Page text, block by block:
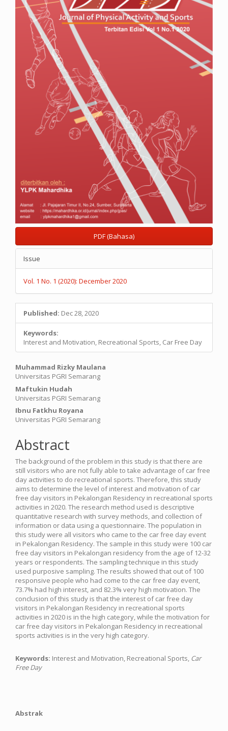
PDF (Bahasa)
Issue
Vol. 1 No. 1 (2020): December 2020
Published: Dec 28, 2020
Keywords:
Interest and Motivation, Recreational Sports, Car Free Day
Main
Article
Content
Muhammad Rizky Maulana
Universitas PGRI Semarang
Maftukin Hudah
Universitas PGRI Semarang
Ibnu Fatkhu Royana
Universitas PGRI Semarang
Abstract
The background of the problem in this study is that there are
still visitors who are not fully able to take advantage of car free
day activities to do recreational sports. Therefore, this study
aims to determine the level of interest and motivation of car
free day visitors in Pekalongan Residency in recreational sports
activities in 2020. The research method used is descriptive
quantitative research with survey methods, and collection of
information or data using a questionnaire. The population in
this study were all visitors who came to the car free day event
in Pekalongan Residency. The sample in this study were 100 car
free day visitors in Pekalongan residency from the age of 12-32
years or respondents. The sampling technique in this study
used purposive sampling. The results showed that out of 100
responsive people who had come to the car free day event,
73.7% had high interest, and 82.3% very high motivation. The
conclusion of this study is that the interest of car free day
visitors in Pekalongan Residency in recreational sports
activities in 2020 is in the high category, while the motivation for
car free day visitors in Pekalongan Residency in recreational
sports activities is in the very high category.
Keywords: Interest and Motivation, Recreational Sports, Car
Free Day
Abstrak